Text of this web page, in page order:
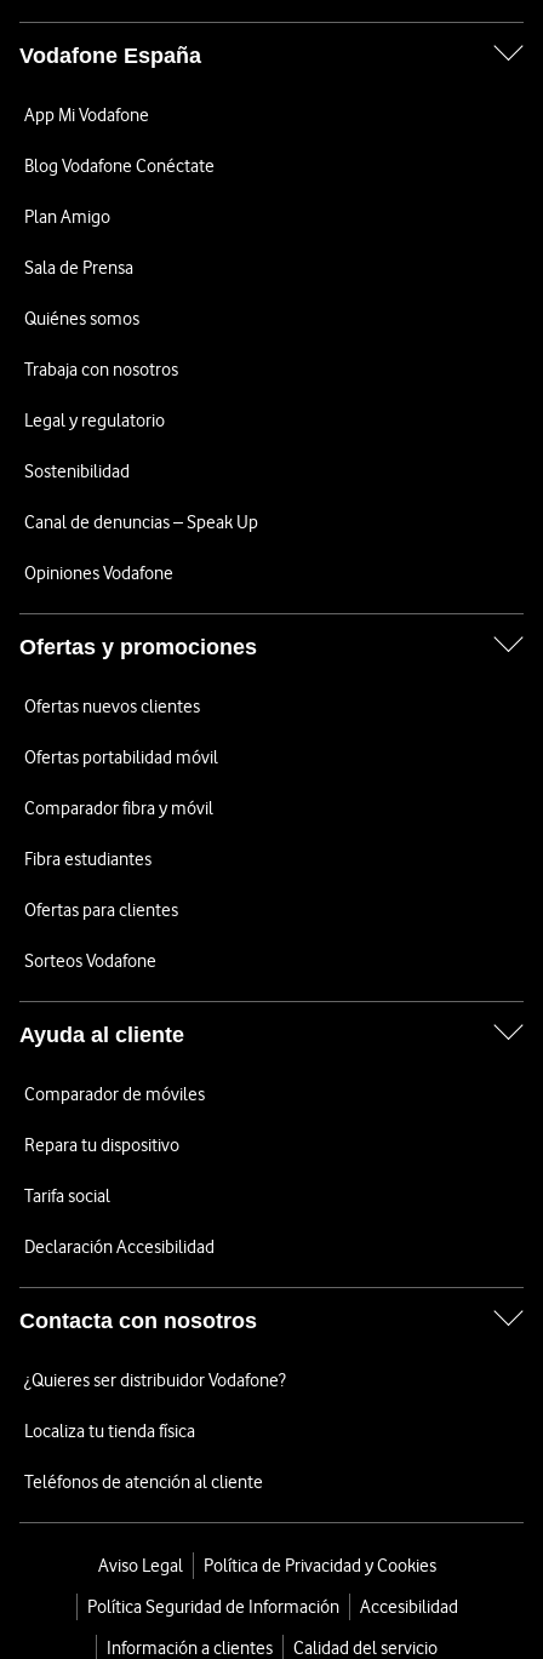
Vodafone España
App Mi Vodafone
Blog Vodafone Conéctate
Plan Amigo
Sala de Prensa
Quiénes somos
Trabaja con nosotros
Legal y regulatorio
Sostenibilidad
Canal de denuncias – Speak Up
Opiniones Vodafone
Ofertas y promociones
Ofertas nuevos clientes
Ofertas portabilidad móvil
Comparador fibra y móvil
Fibra estudiantes
Ofertas para clientes
Sorteos Vodafone
Ayuda al cliente
Comparador de móviles
Repara tu dispositivo
Tarifa social
Declaración Accesibilidad
Contacta con nosotros
¿Quieres ser distribuidor Vodafone?
Localiza tu tienda física
Teléfonos de atención al cliente
Aviso Legal
Política de Privacidad y Cookies
Política Seguridad de Información
Accesibilidad
Información a clientes
Calidad del servicio